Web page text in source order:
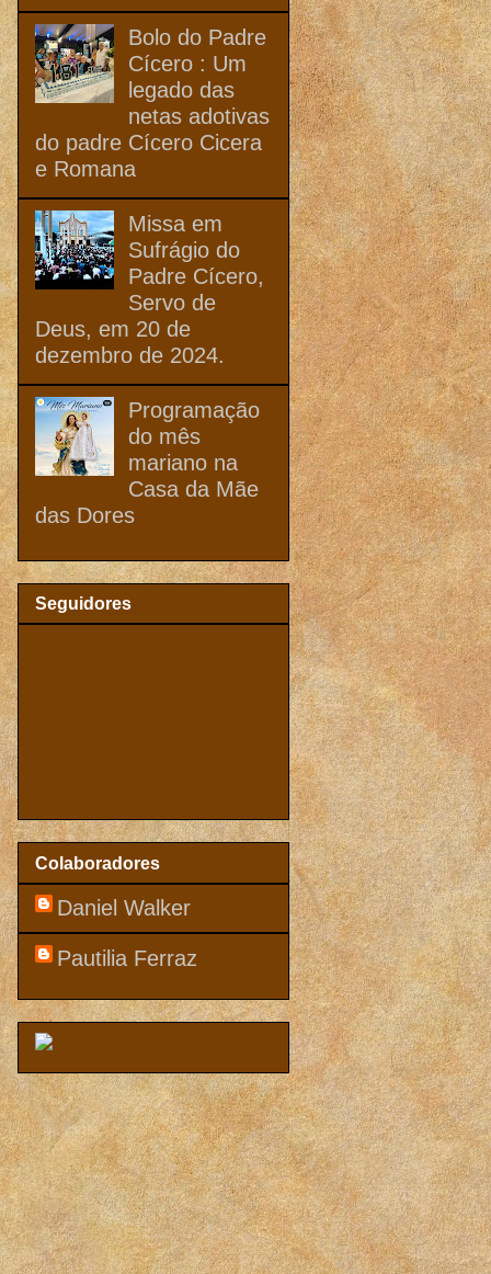
Bolo do Padre
Cícero : Um
legado das
netas adotivas
do padre Cícero Cicera
e Romana
Missa em
Sufrágio do
Padre Cícero,
Servo de
Deus, em 20 de
dezembro de 2024.
Programação
do mês
mariano na
Casa da Mãe
das Dores
Seguidores
Colaboradores
Daniel Walker
Pautilia Ferraz